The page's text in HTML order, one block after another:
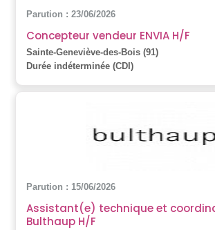
Parution : 23/06/2026
Concepteur vendeur ENVIA H/F
Sainte-Geneviève-des-Bois (91)
Durée indéterminée (CDI)
Parution : 15/06/2026
Assistant(e) technique et
Bulthaup H/F